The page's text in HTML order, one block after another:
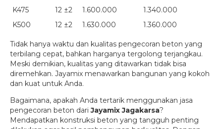
K475
12 ±2 1.600.000
1.340.000
K500
12 ±2 1.630.000 1.360.000
Tidak hanya waktu dan kualitas pengecoran beton yang
terbilang cepat, bahkan harganya tergolong terjangkau.
Meski demikian, kualitas yang ditawarkan tidak bisa
diremehkan. Jayamix menawarkan bangunan yang kokoh
dan kuat untuk Anda.
Bagaimana, apakah Anda tertarik menggunakan jasa
pengecoran beton dariJayamix Jagakarsa?
Mendapatkan konstruksi beton yang tangguh penting